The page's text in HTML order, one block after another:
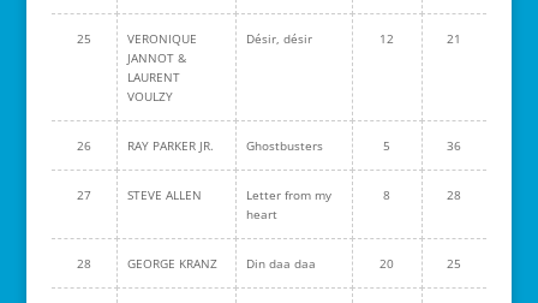
25
VERONIQUE
JANNOT &
LAURENT
VOULZY
Désir, désir 12 21
26 RAY PARKER JR. Ghostbusters 5 36
27 STEVE ALLEN
Letter from my
heart
8 28
28 GEORGE KRANZ Din daa daa 20 25